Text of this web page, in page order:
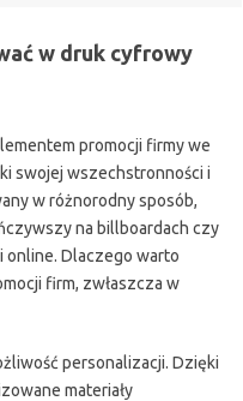
w druk cyfrowy
promocji firmy we
swojej wszechstronności i
w różnorodny sposób,
na billboardach czy
online. Dlaczego warto
firm, zwłaszcza w
personalizacji. Dzięki
materiały